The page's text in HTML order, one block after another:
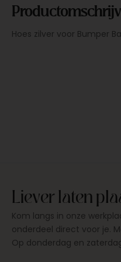
Hoes zilver voor Bumper
Liever laten
Kom langs in onze
onderdeel direct voor je.
Op donderdag en